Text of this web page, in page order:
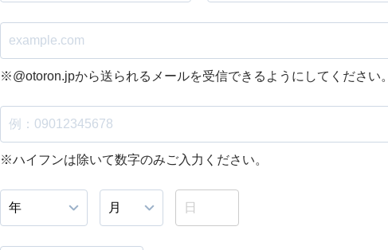
※@otoron.jpから送られるメールを受信できるようにしてください。
※ハイフンは除いて数字のみご入力ください。